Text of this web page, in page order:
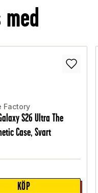
Factory
S26 Ultra The
Case, Svart
KÖP